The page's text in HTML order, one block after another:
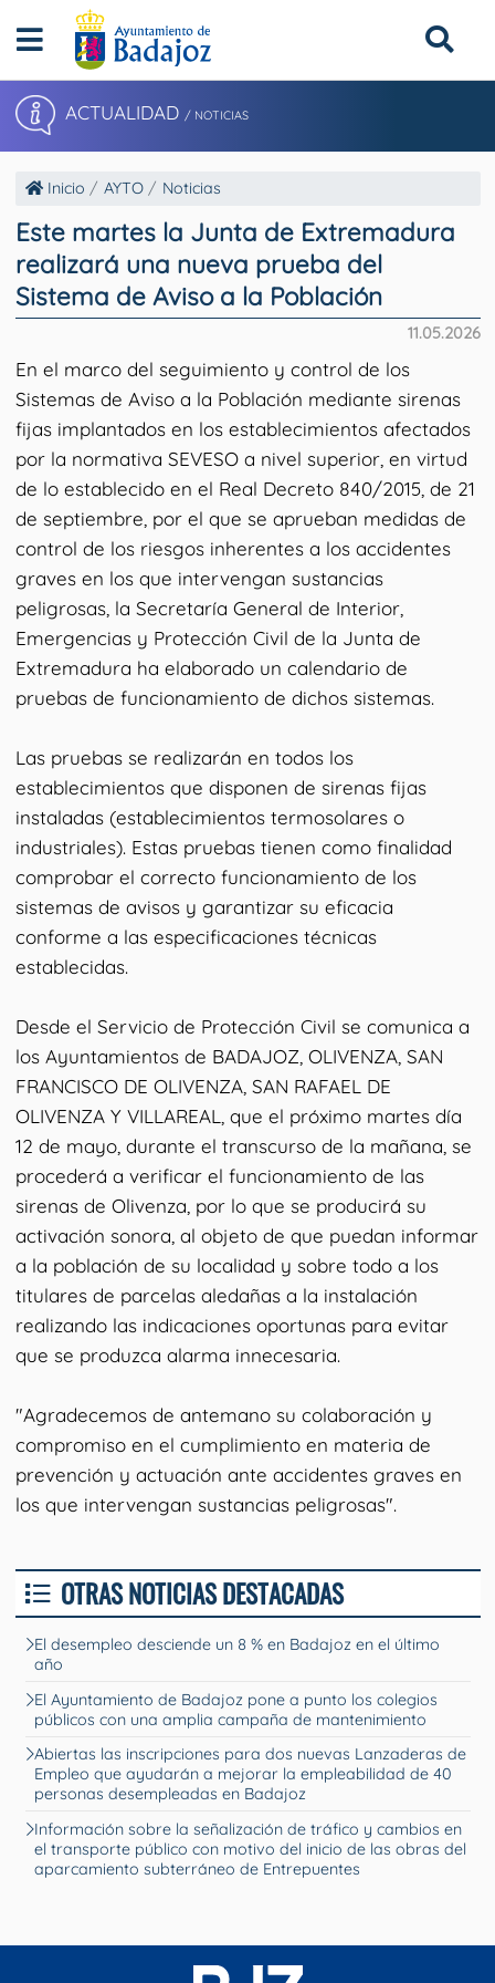
ACTUALIDAD / NOTICIAS
Inicio AYTO Noticias
Este martes la Junta de Extremadura
realizará una nueva prueba del
Sistema de Aviso a la Población
11.05.2026
En el marco del seguimiento y control de los
Sistemas de Aviso a la Población mediante sirenas
fijas implantados en los establecimientos afectados
por la normativa SEVESO a nivel superior, en virtud
de lo establecido en el Real Decreto 840/2015, de 21
de septiembre, por el que se aprueban medidas de
control de los riesgos inherentes a los accidentes
graves en los que intervengan sustancias
peligrosas, la Secretaría General de Interior,
Emergencias y Protección Civil de la Junta de
Extremadura ha elaborado un calendario de
pruebas de funcionamiento de dichos sistemas.
Las pruebas se realizarán en todos los
establecimientos que disponen de sirenas fijas
instaladas (establecimientos termosolares o
industriales). Estas pruebas tienen como finalidad
comprobar el correcto funcionamiento de los
sistemas de avisos y garantizar su eficacia
conforme a las especificaciones técnicas
establecidas.
Desde el Servicio de Protección Civil se comunica a
los Ayuntamientos de BADAJOZ, OLIVENZA, SAN
FRANCISCO DE OLIVENZA, SAN RAFAEL DE
OLIVENZA Y VILLAREAL, que el próximo martes día
12 de mayo, durante el transcurso de la mañana, se
procederá a verificar el funcionamiento de las
sirenas de Olivenza, por lo que se producirá su
activación sonora, al objeto de que puedan informar
a la población de su localidad y sobre todo a los
titulares de parcelas aledañas a la instalación
realizando las indicaciones oportunas para evitar
que se produzca alarma innecesaria.
"Agradecemos de antemano su colaboración y
compromiso en el cumplimiento en materia de
prevención y actuación ante accidentes graves en
los que intervengan sustancias peligrosas".
OTRAS NOTICIAS DESTACADAS
El desempleo desciende un 8 % en Badajoz en el último
año
El Ayuntamiento de Badajoz pone a punto los colegios
públicos con una amplia campaña de mantenimiento
Abiertas las inscripciones para dos nuevas Lanzaderas de
Empleo que ayudarán a mejorar la empleabilidad de 40
personas desempleadas en Badajoz
Información sobre la señalización de tráfico y cambios en
el transporte público con motivo del inicio de las obras del
aparcamiento subterráneo de Entrepuentes